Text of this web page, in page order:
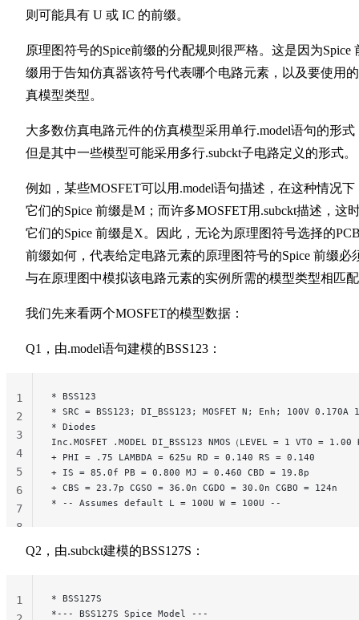
则可能具有 U 或 IC 的前缀。
原理图符号的Spice前缀的分配规则很严格。这是因为Spice
缀用于告知仿真器该符号代表哪个电路元素，以及要使用
真模型类型。
大多数仿真电路元件的仿真模型采用单行.model语句的形式
但是其中一些模型可能采用多行.subckt子电路定义的形式。
例如，某些MOSFET可以用.model语句描述，在这种情况下
它们的Spice 前缀是M；而许多MOSFET用.subckt描述，这
它们的Spice 前缀是X。因此，无论为原理图符号选择的
前缀如何，代表给定电路元素的原理图符号的Spice 前缀必
与在原理图中模拟该电路元素的实例所需的模型类型相匹
我们先来看两个MOSFET的模型数据：
Q1，由.model语句建模的BSS123：
* BSS123
* SRC = BSS123; DI_BSS123; MOSFET N; Enh; 100V 0.170A
* Diodes
Inc.MOSFET .MODEL DI_BSS123 NMOS（LEVEL = 1 VTO =
+ PHI = .75 LAMBDA = 625u RD = 0.140 RS = 0.140
+ IS = 85.0f PB = 0.800 MJ = 0.460 CBD = 19.8p
+ CBS = 23.7p CGSO = 36.0n CGDO = 30.0n CGBO = 124n
* -- Assumes default L = 100U W = 100U --
1
2
3
4
5
6
7
8
Q2，由.subckt建模的BSS127S：
* BSS127S
*--- BSS127S Spice Model ---
1